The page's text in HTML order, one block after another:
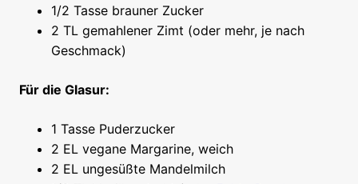
1/2 Tasse brauner Zucker
2 TL gemahlener Zimt (oder mehr, je nach
Geschmack)
Für die Glasur:
1 Tasse Puderzucker
2 EL vegane Margarine, weich
2 EL ungesüßte Mandelmilch